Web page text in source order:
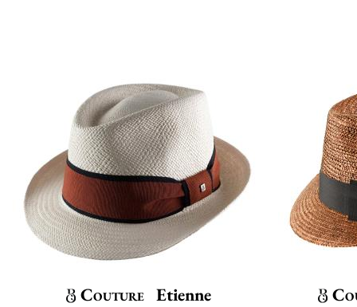
Couture Etienne